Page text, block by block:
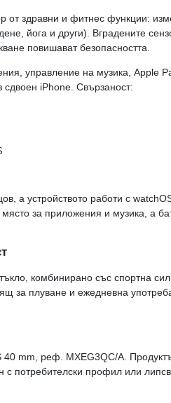
от здравни и фитнес функции:
йога и други). Вградените
повишават безопасността.
управление на музика, Apple
iPhone. Свързаност:
а устройството работи с
за приложения и музика, а
комбинирано със спортна
за плуване и ежедневна
mm, реф. MXEG3QC/A.
с потребителски профил или